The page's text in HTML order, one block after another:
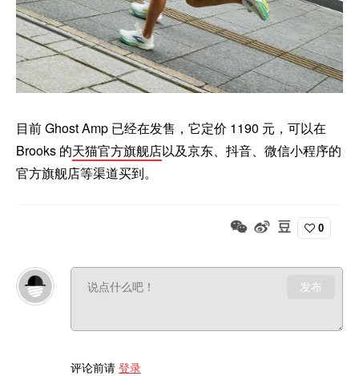
目前 Ghost Amp 已经在发售，它定价 1190 元，可以在
Brooks 的天猫官方旗舰店以及京东、抖音、微信小程序的
官方旗舰店等渠道买到。
0
发布
评论前请 登录